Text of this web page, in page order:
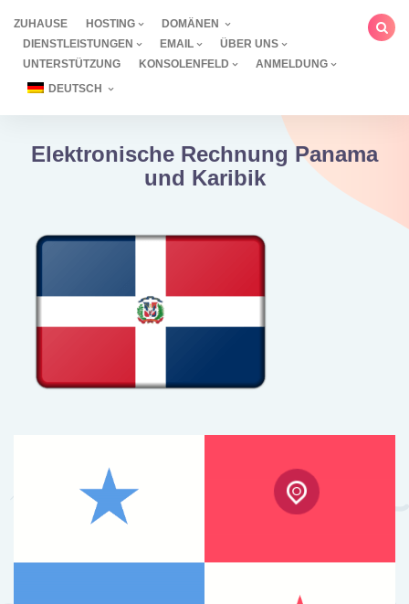
Inhalt
springen
ZUHAUSE HOSTING
DOMÄNEN
DIENSTLEISTUNGEN
EMAIL
ÜBER UNS
UNTERSTÜTZUNG
KONSOLENFELD
ANMELDUNG
DEUTSCH
Elektronische Rechnung Panama
und Karibik